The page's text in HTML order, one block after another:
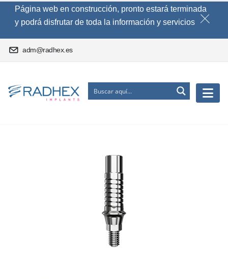
Página web en construcción, pronto estará terminada
y podrá disfrutar de toda la información y servicios
adm@radhex.es